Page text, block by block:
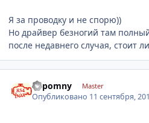
Я за проводку и не спорю))
Но драйвер безногий там
после недавнего случая, стоит
nepomny Master
Опубликовано 11 сентября,